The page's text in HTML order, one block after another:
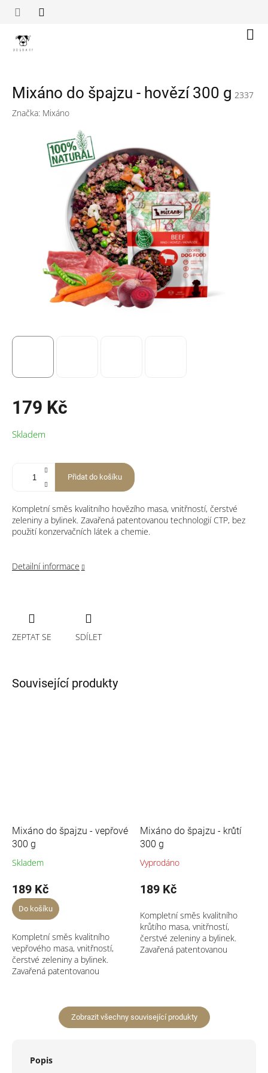
Mixáno do špajzu - hovězí 300 g 2337
Značka: Mixáno
179 Kč
cena:
Skladem
Přidat do košíku
Kompletní směs kvalitního hovězího masa, vnitřností, čerstvé
zeleniny a bylinek. Zavařená patentovanou technologií CTP, bez
použití konzervačních látek a chemie.
Detailní informace
ZEPTAT SE SDÍLET
Související produkty
Mixáno do špajzu - vepřové
300 g
Skladem
189 Kč
Do košíku
Kompletní směs kvalitního
vepřového masa, vnitřností,
čerstvé zeleniny a bylinek.
Zavařená patentovanou
Mixáno do špajzu - krůtí
300 g
Vyprodáno
189 Kč
Kompletní směs kvalitního
krůtího masa, vnitřností,
čerstvé zeleniny a bylinek.
Zavařená patentovanou
Zobrazit všechny související produkty
Popis